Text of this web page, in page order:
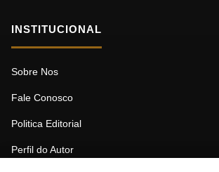
INSTITUCIONAL
Sobre Nos
Fale Conosco
Politica Editorial
Perfil do Autor